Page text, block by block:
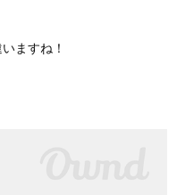
ますね！